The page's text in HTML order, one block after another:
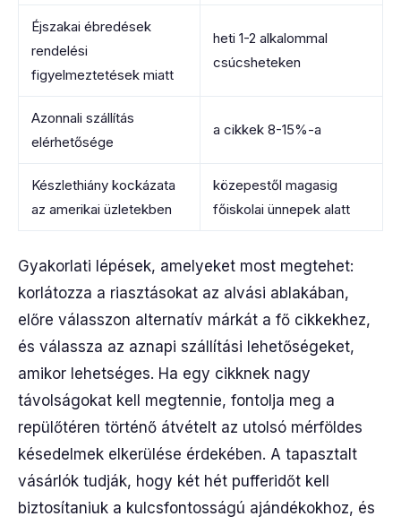
Éjszakai ébredések
rendelési
figyelmeztetések miatt
heti 1-2 alkalommal
csúcsheteken
Azonnali szállítás
elérhetősége
a cikkek 8-15%-a
Készlethiány kockázata
az amerikai üzletekben
közepestől magasig
főiskolai ünnepek alatt
Gyakorlati lépések, amelyeket most megtehet:
korlátozza a riasztásokat az alvási ablakában,
előre válasszon alternatív márkát a fő cikkekhez,
és válassza az aznapi szállítási lehetőségeket,
amikor lehetséges. Ha egy cikknek nagy
távolságokat kell megtennie, fontolja meg a
repülőtéren történő átvételt az utolsó mérföldes
késedelmek elkerülése érdekében. A tapasztalt
vásárlók tudják, hogy két hét pufferidőt kell
biztosítaniuk a kulcsfontosságú ajándékokhoz, és